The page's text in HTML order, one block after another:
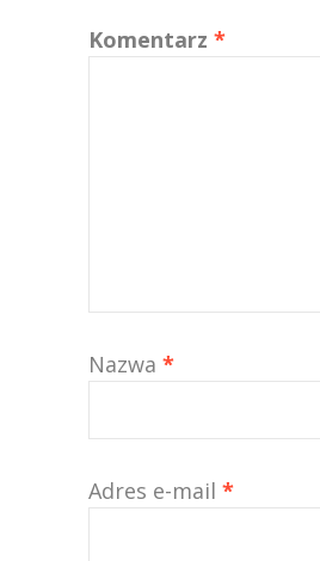
Komentarz *
Nazwa *
Adres e-mail *